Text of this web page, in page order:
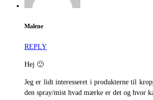
Malene
REPLY
Hej 🙂
Jeg er lidt interesseret i produkterne til
den spray/mist hvad mærke er det og hvor